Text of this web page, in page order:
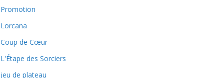
Promotion
Lorcana
Coup de Cœur
L'Étape des Sorciers
jeu de plateau